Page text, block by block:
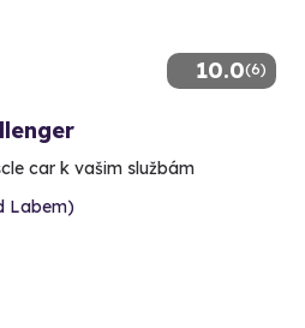
10.0(6)
car k vašim službám
Labem)